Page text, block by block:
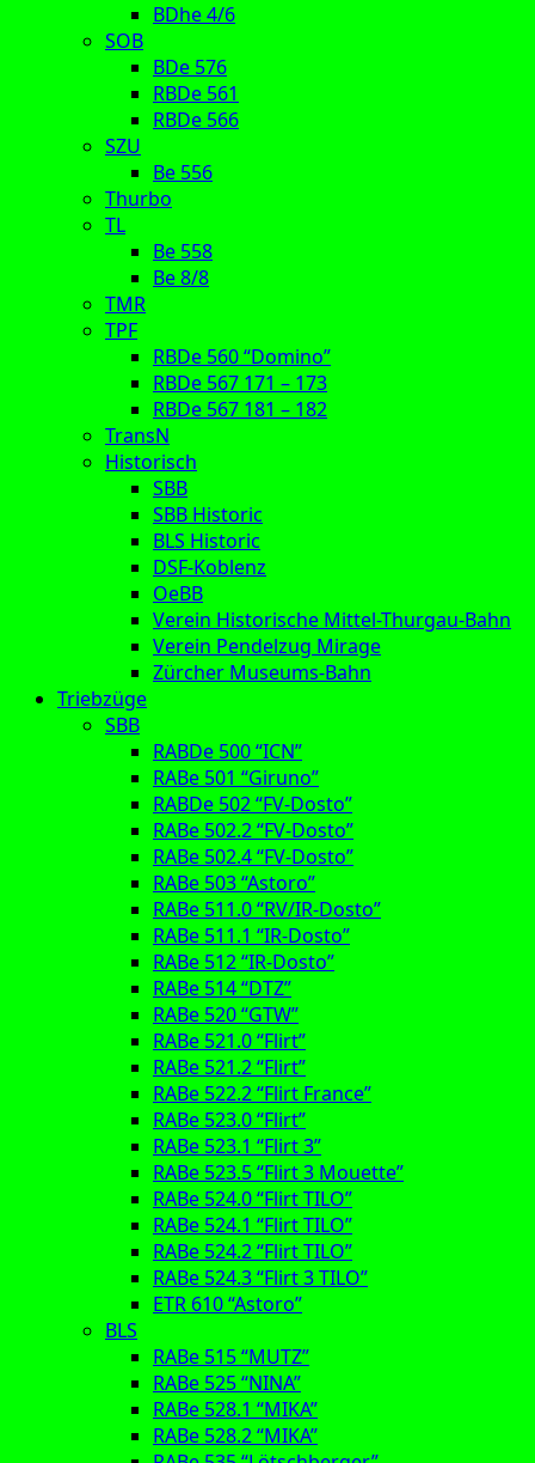
BDhe 4/6
SOB
BDe 576
RBDe 561
RBDe 566
SZU
Be 556
Thurbo
TL
Be 558
Be 8/8
TMR
TPF
RBDe 560 “Domino”
RBDe 567 171 – 173
RBDe 567 181 – 182
TransN
Historisch
SBB
SBB Historic
BLS Historic
DSF-Koblenz
OeBB
Verein Historische Mittel-Thurgau-Bahn
Verein Pendelzug Mirage
Zürcher Museums-Bahn
Triebzüge
SBB
RABDe 500 “ICN”
RABe 501 “Giruno”
RABDe 502 “FV-Dosto”
RABe 502.2 “FV-Dosto”
RABe 502.4 “FV-Dosto”
RABe 503 “Astoro”
RABe 511.0 “RV/IR-Dosto”
RABe 511.1 “IR-Dosto”
RABe 512 “IR-Dosto”
RABe 514 “DTZ”
RABe 520 “GTW”
RABe 521.0 “Flirt”
RABe 521.2 “Flirt”
RABe 522.2 “Flirt France”
RABe 523.0 “Flirt”
RABe 523.1 “Flirt 3”
RABe 523.5 “Flirt 3 Mouette”
RABe 524.0 “Flirt TILO”
RABe 524.1 “Flirt TILO”
RABe 524.2 “Flirt TILO”
RABe 524.3 “Flirt 3 TILO”
ETR 610 “Astoro”
BLS
RABe 515 “MUTZ”
RABe 525 “NINA”
RABe 528.1 “MIKA”
RABe 528.2 “MIKA”